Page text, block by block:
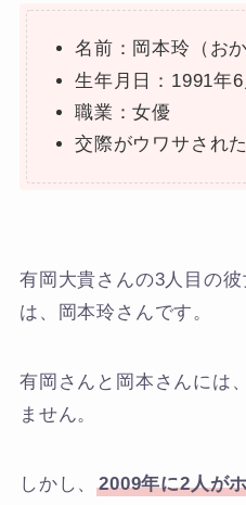
名前：岡本玲（お
生年月日：1991年6
職業：女優
交際がウワサされ
有岡大貴さんの3人目の
は、岡本玲さんです。
有岡さんと岡本さんには
ません。
しかし、2009年に2人が